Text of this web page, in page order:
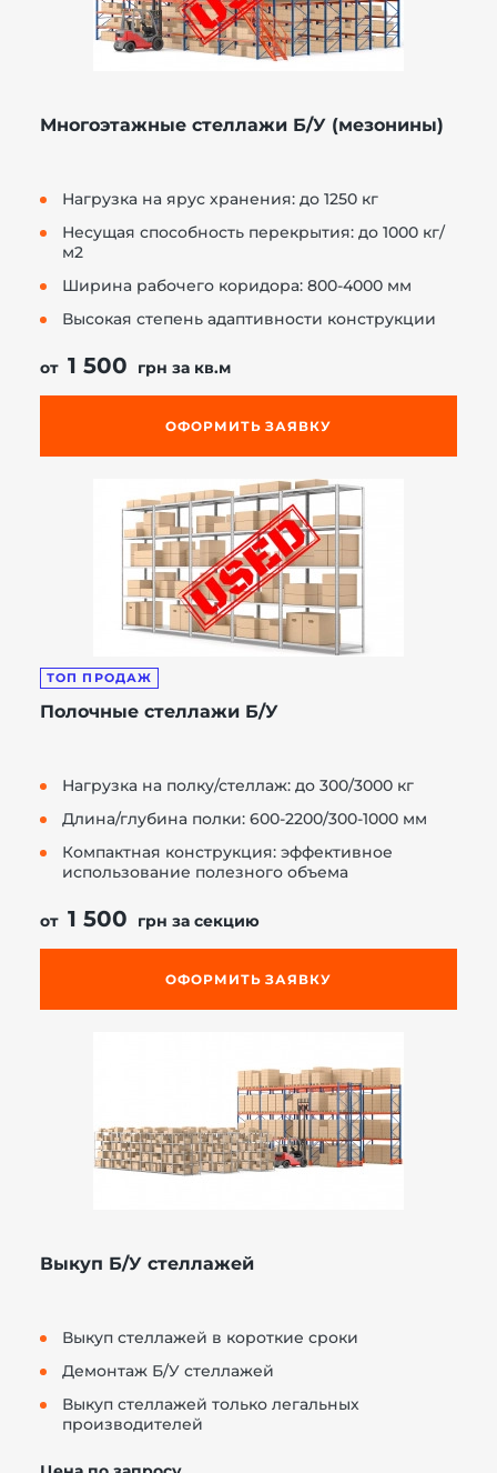
Многоэтажные стеллажи Б/У (мезонины)
Нагрузка на ярус хранения: до 1250 кг
Несущая способность перекрытия: до 1000 кг/
м2
Ширина рабочего коридора: 800-4000 мм
Высокая степень адаптивности конструкции
от 1 500 грн за кв.м
ОФОРМИТЬ ЗАЯВКУ
ТОП ПРОДАЖ
Полочные стеллажи Б/У
Нагрузка на полку/стеллаж: до 300/3000 кг
Длина/глубина полки: 600-2200/300-1000 мм
Компактная конструкция: эффективное
использование полезного объема
от 1 500 грн за секцию
ОФОРМИТЬ ЗАЯВКУ
Выкуп Б/У стеллажей
Выкуп стеллажей в короткие сроки
Демонтаж Б/У стеллажей
Выкуп стеллажей только легальных
производителей